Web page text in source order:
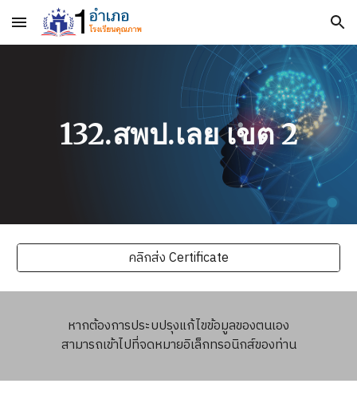
Skip to main content Skip to navigation
132.สพป.เลย เขต 2
คลิกส่ง Certificate
หากต้องการประบปรุงแก้ไขข้อมูลของตนเอง
สามารถเข้าไปที่จดหมายอิเล็กทรอนิกส์ของท่าน